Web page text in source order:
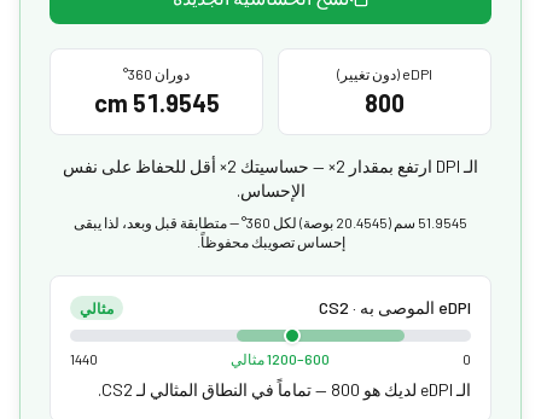
eDPI (دون تغيير)
800
دوران 360°
51.9545 cm
الـ DPI ارتفع بمقدار 2× — حساسيتك 2× أقل للحفاظ على نفس
الإحساس.
51.9545 سم (20.4545 بوصة) لكل 360° — متطابقة قبل وبعد، لذا يبقى
إحساس تصويبك محفوظاً.
eDPI الموصى به · CS2 مثالي
0 600–1200 مثالي 1440
الـ eDPI لديك هو 800 — تماماً في النطاق المثالي لـ CS2.